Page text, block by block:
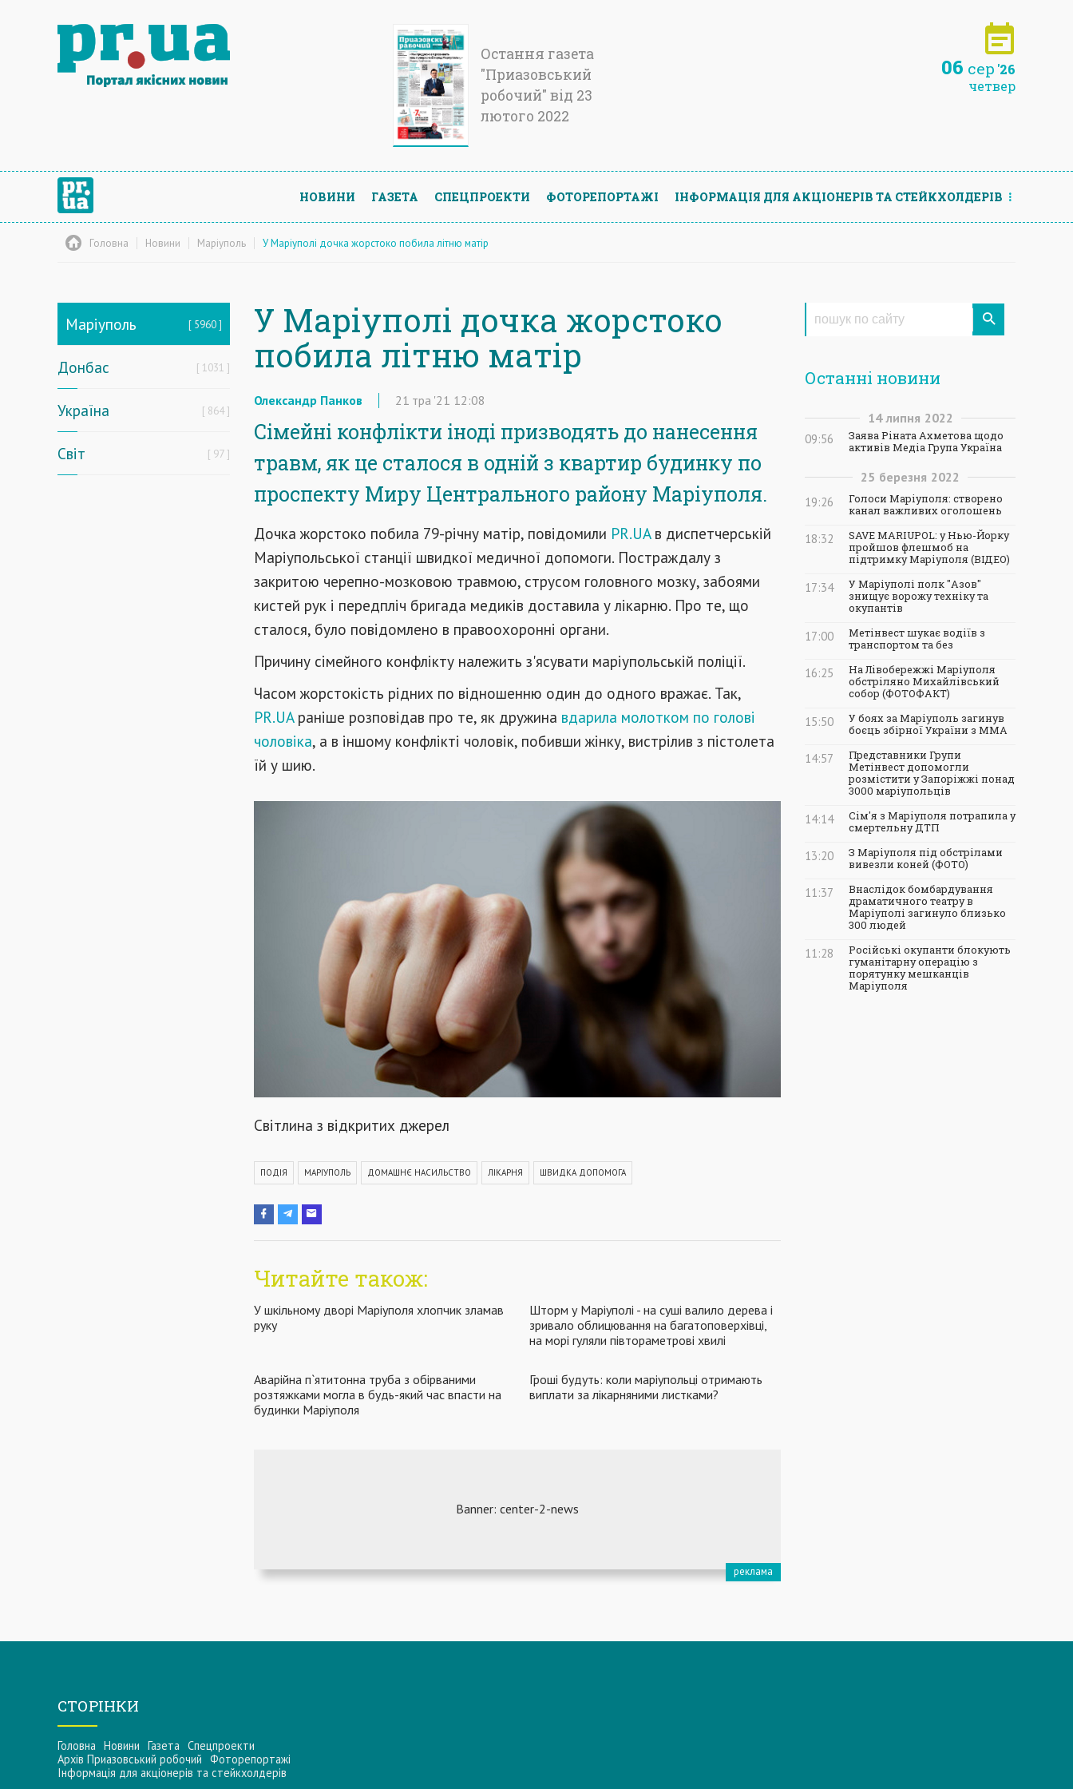
Остання газета
"Приазовський
робочий" від 23
лютого 2022
06 сер '26
четвер
НОВИНИ ГАЗЕТА СПЕЦПРОЕКТИ ФОТОРЕПОРТАЖІ ІНФОРМАЦIЯ ДЛЯ АКЦIОНЕРIВ ТА СТЕЙКХОЛДЕРIВ
Головна Новини Маріуполь У Маріуполі дочка жорстоко побила літню матір
Маріуполь 5960
Донбас 1031
Україна 864
Світ 97
У Маріуполі дочка жорстоко
побила літню матір
Олександр Панков 21 тра '21 12:08
Сімейні конфлікти іноді призводять до нанесення
травм, як це сталося в одній з квартир будинку по
проспекту Миру Центрального району Маріуполя.
Дочка жорстоко побила 79-річну матір, повідомили PR.UAв диспетчерській
Маріупольської станції швидкої медичної допомоги. Постраждалу з
закритою черепно-мозковою травмою, струсом головного мозку, забоями
кистей рук і передпліч бригада медиків доставила у лікарню. Про те, що
сталося, було повідомлено в правоохоронні органи.
Причину сімейного конфлікту належить з'ясувати маріупольській поліції.
Часом жорстокість рідних по відношенню один до одного вражає. Так,
PR.UAраніше розповідав про те, як дружина вдарила молотком по голові
чоловіка, а в іншому конфлікті чоловік, побивши жінку, вистрілив з пістолета
їй у шию.
Світлина з відкритих джерел
ПОДІЯ МАРІУПОЛЬ ДОМАШНЄ НАСИЛЬСТВО ЛІКАРНЯ ШВИДКА ДОПОМОГА
Читайте також:
У шкільному дворі Маріуполя хлопчик зламав
руку
Шторм у Маріуполі - на суші валило дерева і
зривало облицювання на багатоповерхівці,
на морі гуляли півтораметрові хвилі
Аварійна п`ятитонна труба з обірваними
розтяжками могла в будь-який час впасти на
будинки Маріуполя
Гроші будуть: коли маріупольці отримають
виплати за лікарняними листками?
Останні новини
14 липня 2022
09:56
Заява Ріната Ахметова щодо
активів Медіа Група Україна
25 березня 2022
19:26
Голоси Маріуполя: створено
канал важливих оголошень
18:32
SAVE MARIUPOL: у Нью-Йорку
пройшов флешмоб на
підтримку Маріуполя (ВІДЕО)
17:34
У Маріуполі полк "Азов"
знищує ворожу техніку та
окупантів
17:00
Метінвест шукає водіїв з
транспортом та без
16:25
На Лівобережжі Маріуполя
обстріляно Михайлівський
собор (ФОТОФАКТ)
15:50
У боях за Маріуполь загинув
боєць збірної України з ММА
14:57
Представники Групи
Метінвест допомогли
розмістити у Запоріжжі понад
3000 маріупольців
14:14
Сім'я з Маріуполя потрапила у
смертельну ДТП
13:20
З Маріуполя під обстрілами
вивезли коней (ФОТО)
11:37
Внаслідок бомбардування
драматичного театру в
Маріуполі загинуло близько
300 людей
11:28
Російські окупанти блокують
гуманітарну операцію з
порятунку мешканців
Маріуполя
СТОРІНКИ
Головна Новини Газета Спецпроекти
Архів Приазовський робочий Фоторепортажі
Інформацiя для акцiонерiв та стейкхолдерiв